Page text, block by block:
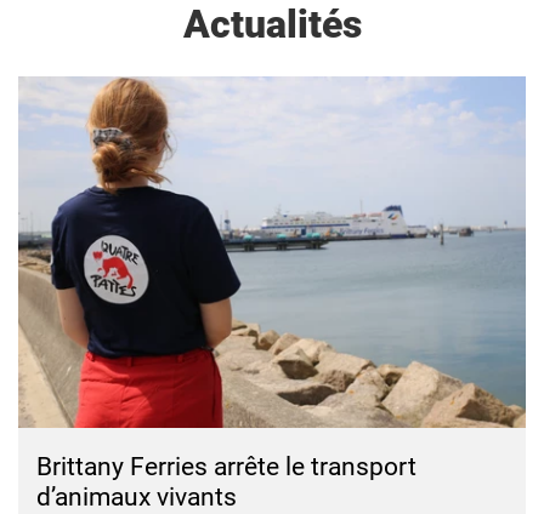
Actualités
Brittany Ferries arrête le transport
d’animaux vivants